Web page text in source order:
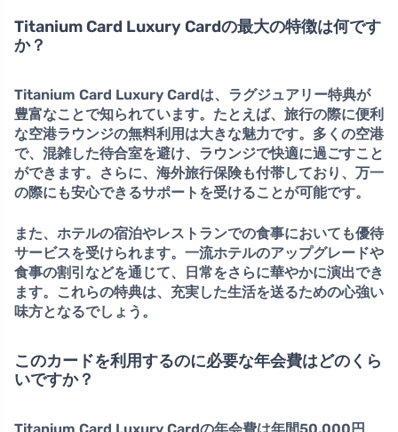
Titanium Card Luxury Cardの最大の特徴は何です
か？
Titanium Card Luxury Cardは、 ラグジュアリー特典が
豊富なことで知られています。たとえば、旅行の際に便利
な空港ラウンジの無料利用 は大きな魅力です。多くの空港
で、混雑した待合室を避け、ラウンジで快適に過ごすこと
ができます。さらに、海外旅行保険も付帯しており、万一
の際にも安心できるサポートを受けることが可能です。
また、ホテルの宿泊やレストランでの食事においても優待
サービスを受けられます。一流ホテルのアップグレードや
食事の割引などを通じて、日常をさらに華やかに演出でき
ます。これらの特典は、充実した生活を送るための心強い
味方となるでしょう。
このカードを利用するのに必要な年会費はどのくら
いですか？